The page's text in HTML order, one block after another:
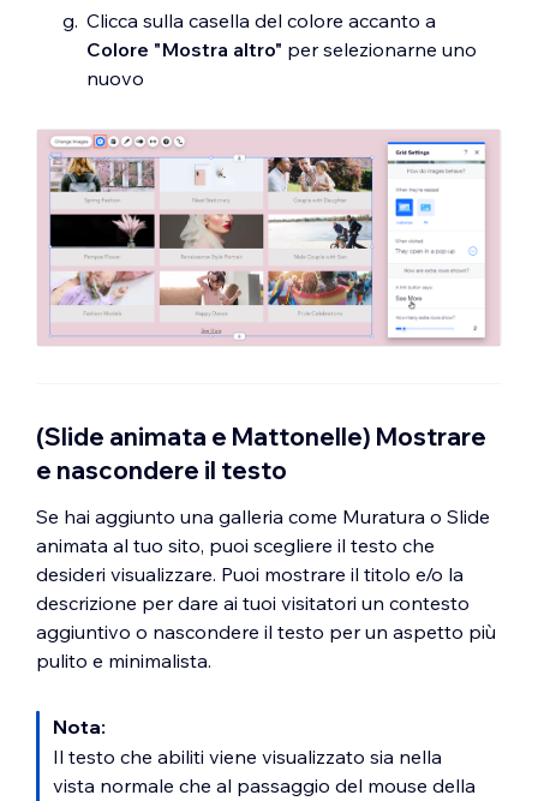
Clicca sulla casella del colore accanto a
Colore "Mostra altro" per selezionarne uno
nuovo
(Slide animata e Mattonelle) Mostrare
e nascondere il testo
Se hai aggiunto una galleria come Muratura o Slide
animata al tuo sito, puoi scegliere il testo che
desideri visualizzare. Puoi mostrare il titolo e/o la
descrizione per dare ai tuoi visitatori un contesto
aggiuntivo o nascondere il testo per un aspetto più
pulito e minimalista.
Nota:
Il testo che abiliti viene visualizzato sia nella
vista normale che al passaggio del mouse della